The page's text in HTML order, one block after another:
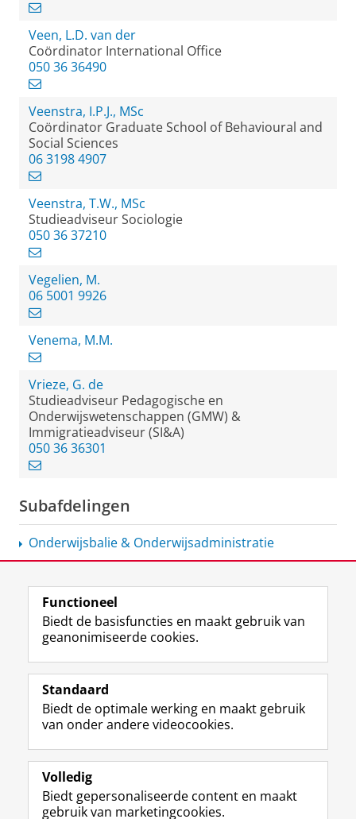
Veen, L.D. van der
Coördinator International Office
050 36 36490
Veenstra, I.P.J., MSc
Coördinator Graduate School of Behavioural and
Social Sciences
06 3198 4907
Veenstra, T.W., MSc
Studieadviseur Sociologie
050 36 37210
Vegelien, M.
06 5001 9926
Venema, M.M.
Vrieze, G. de
Studieadviseur Pedagogische en
Onderwijswetenschappen (GMW) &
Immigratieadviseur (SI&A)
050 36 36301
Subafdelingen
Onderwijsbalie & Onderwijsadministratie
View this page in:English
Volg de RUG
F
a
e
b
o
p
a
L
i
k
e
I
-
p
R
S
-
f
e
R
I
n
t
r
m
Y
o
T
e
k
Studiekiezers
Alumni
Over ons
Functioneel
Biedt de basisfuncties en maakt gebruik van
geanonimiseerde cookies.
Standaard
Biedt de optimale werking en maakt gebruik
van onder andere videocookies.
Volledig
Biedt gepersonaliseerde content en maakt
gebruik van marketingcookies.